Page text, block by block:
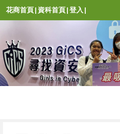
花商首頁| 資科首頁|登入 |